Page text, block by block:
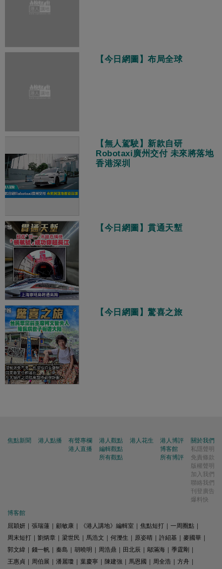
【今日網圖】布局全球
【無人駕駛】新款自研
Robotaxi廣州交付 未來將落地
香港深圳
【今日網圖】貫通天塹
【今日網圖】驚喜之旅
焦點新聞 港人點播
有聲專欄
港人直播
港人觀點
編輯觀點
所有觀點
港人花生
港人博評
博客館
所有博評
關於我們
私隱聲明
免責條款
版權聲明
加入我們
聯絡我們
刊登廣告
爆料快
博客館
屈穎妍 | 張瑞蓮 | 顧敏康 | 《港人講地》編輯室 | 焦點短打 | 一周圈點 |
周末短打 | 劉炳章 | 梁世民 | 馬浩文 | 何濼生 | 原姿晴 | 許紹基 | 麥國華 |
郭文緯 | 錢一帆 | 秦島 | 胡曉明 | 周浩鼎 | 田北辰 | 鄔滿海 | 季霆剛 |
王惠貞 | 周伯展 | 潘麗瓊 | 葉慶寧 | 陳建強 | 馬恩國 | 周全浩 | 方舟 |